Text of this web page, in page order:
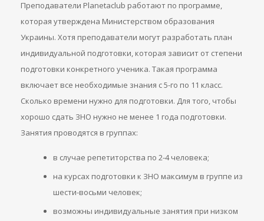
Преподаватели Planetaclub работают по программе,
которая утверждена Министерством образования
Украины. Хотя преподаватели могут разработать план
индивидуальной подготовки, которая зависит от степени
подготовки конкретного ученика. Такая программа
включает все необходимые знания с 5-го по 11 класс.
Сколько времени нужно для подготовки. Для того, чтобы
хорошо сдать ЗНО нужно не менее 1 года подготовки.
Занятия проводятся в группах:
в случае репетиторства по 2-4 человека;
на курсах подготовки к ЗНО максимум в группе из
шести-восьми человек;
возможны индивидуальные занятия при низком